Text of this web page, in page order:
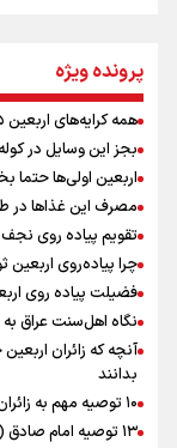
اینفو برنا /
اینفو برنا /
پرونده ویژه
همه کرایه‌های اربعین ۱۴۰۵ از مرز تا نجف و کربلا
بجز این وسایل در کوله خود
اربعین اولی‌ها حتما
مصرف این غذاها در
تقویم پیاده روی نجف به کربلا
چرا پیاده‌روی اربعین
فضیلت پیاده روی
نگاه اهل‌سنت عراق
بدانند
۱۰ توصیه مهم به زائران و خادمان پیاده روی اربعین
۱۳ توصیه امام صادق (ع) برای پیاده‌روی اربعین